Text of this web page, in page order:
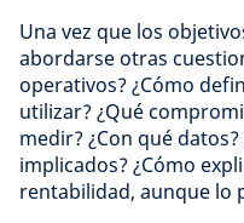
Una vez que los
abordarse otras
operativos? ¿Cómo
utilizar? ¿Qué
medir? ¿Con qué
implicados? ¿Cómo
rentabilidad, aunque lo